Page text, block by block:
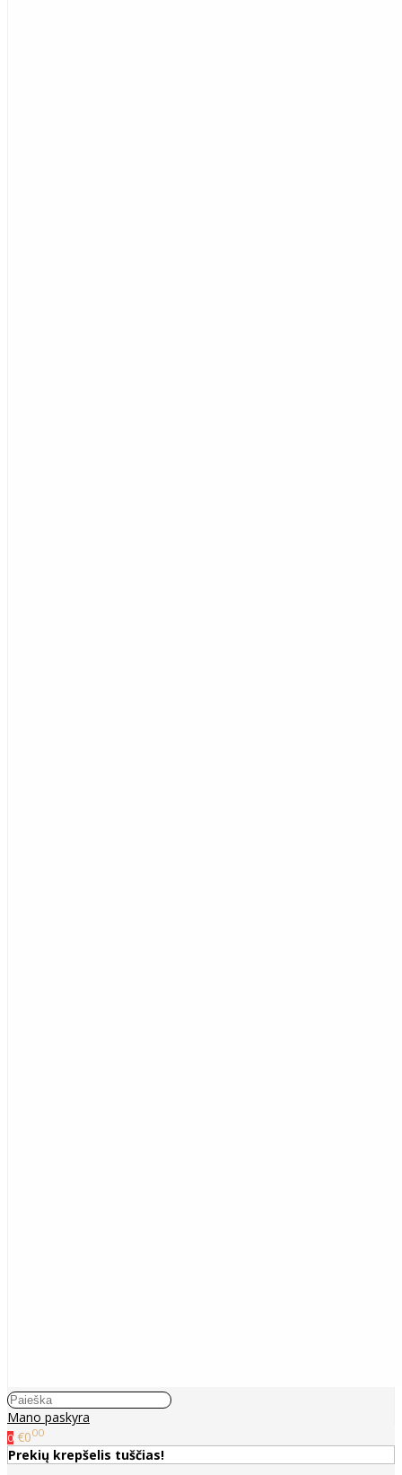
Mano paskyra
0 €000
Prekių krepšelis tuščias!